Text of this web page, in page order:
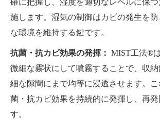
施します。湿気の制御はカビの発生を
な環境を維持する鍵です。
抗菌・抗カビ効果の発揮： MIST工法®
微細な霧状にして噴霧することで、収
細な隙間にまで均等に浸透させます。
菌・抗カビ効果を持続的に発揮し、再発
す。